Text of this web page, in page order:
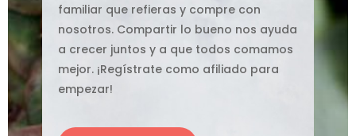
familiar que refieras y compre con
nosotros. Compartir lo bueno nos ayuda
a crecer juntos y a que todos comamos
mejor. ¡Regístrate como afiliado para
empezar!